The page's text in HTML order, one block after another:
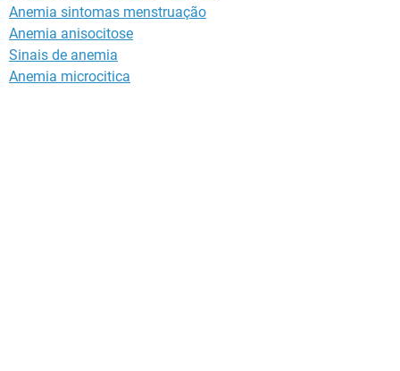
Anemia sintomas menstruação
Anemia anisocitose
Sinais de anemia
Anemia microcitica